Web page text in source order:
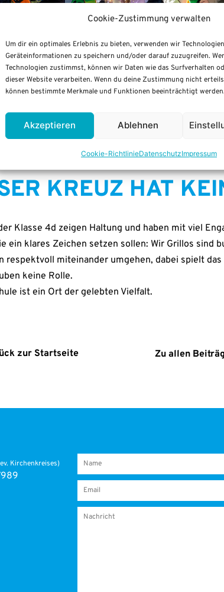
Cookie-Zustimmung verwalten
Um dir ein optimales Erlebnis zu bieten, verwenden wir
Geräteinformationen zu speichern und/oder darauf zuzugreifen.
Technologien zustimmst, können wir Daten wie das Surfverhalten
dieser Website verarbeiten. Wenn du deine Zustimmung nicht
können bestimmte Merkmale und Funktionen beeinträchtigt werden.
Akzeptieren Ablehnen
Coo­kie-Richt­li­nieDaten­schutzImpres­sum
KREUZ HAT
Klas­se 4d zei­gen Hal­tung und haben mit viel
ein kla­res Zei­chen set­zen sol­len: Wir Gril­los sind
respekt­voll mit­ein­an­der umge­hen, dabei spielt
kei­ne Rol­le.
ist ein Ort der geleb­ten Viel­falt.
zur Start­sei­te Zu allen
Kir­chen­krei­ses)